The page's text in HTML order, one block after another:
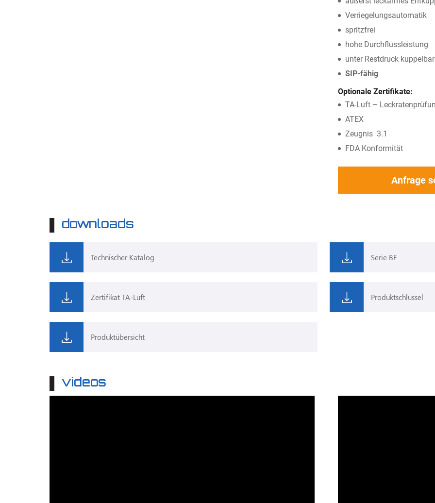
Verriegelungsautomatik
spritzfrei
hohe Durchflussleistung
unter Restdruck kuppelbar
SIP-fähig
Optionale Zertifikate:
TA-Luft –
ATEX
Zeugnis 3.1
FDA Konformität
Anfrage
downloads
Technischer Katalog Serie BF
Zertifikat TA-Luft Produktschlüssel
Produktübersicht
videos